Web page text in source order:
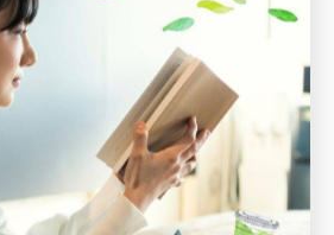
島の暮らしや文化に触れられるの
ではの魅力です。
の思い出になる理由
の途中でふと立ち寄ったその瞬間
験を提供してくれます。島ごとに